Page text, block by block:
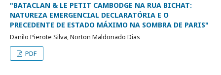
"BATACLAN & LE PETIT CAMBODGE NA RUA BICHAT:
NATUREZA EMERGENCIAL DECLARATÓRIA E O
PRECEDENTE DE ESTADO MÁXIMO NA SOMBRA DE PARIS"
Danilo Pierote Silva, Norton Maldonado Dias
PDF